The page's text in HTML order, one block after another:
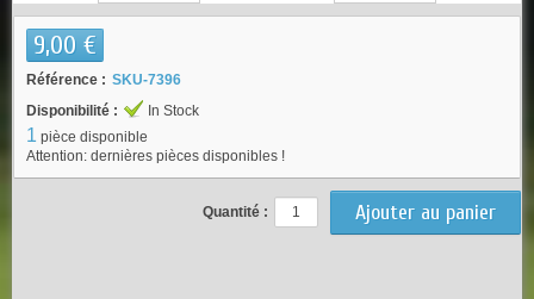
9,00 €
Référence : SKU-7396
Disponibilité :
In Stock
1 pièce disponible
Attention: dernières pièces disponibles !
Quantité :